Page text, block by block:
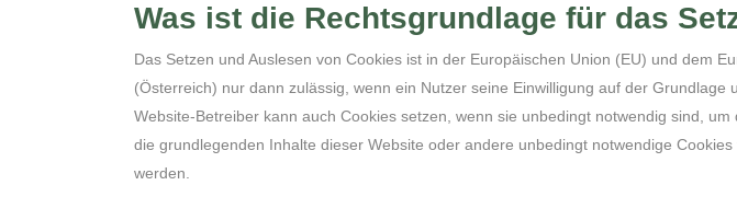
Was ist die Rechtsgrundlage für das
Das Setzen und Auslesen von Cookies ist in der Europäischen Union (EU) und dem
(Österreich) nur dann zulässig, wenn ein Nutzer seine Einwilligung auf der
Website-Betreiber kann auch Cookies setzen, wenn sie unbedingt notwendig sind,
die grundlegenden Inhalte dieser Website oder andere unbedingt notwendige
werden.